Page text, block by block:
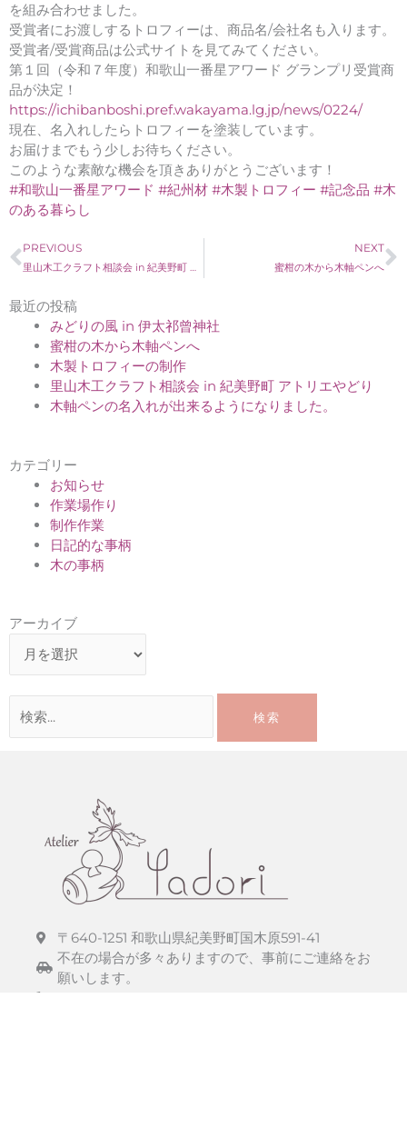
を組み合わせました。
受賞者にお渡しするトロフィーは、商品名/会社名も入ります。
受賞者/受賞商品は公式サイトを見てみてください。
第１回（令和７年度）和歌山一番星アワード グランプリ受賞商
品が決定！
https://ichibanboshi.pref.wakayama.lg.jp/news/0224/
現在、名入れしたらトロフィーを塗装しています。
お届けまでもう少しお待ちください。
このような素敵な機会を頂きありがとうございます！
#和歌山一番星アワード #紀州材 #木製トロフィー #記念品 #木
のある暮らし
Prev
PREVIOUS
里山木工クラフト相談会 in 紀美野町 アトリエやどり
NEXT
蜜柑の木から木軸ペンへ
最近の投稿
みどりの風 in 伊太祁曾神社
蜜柑の木から木軸ペンへ
木製トロフィーの制作
里山木工クラフト相談会 in 紀美野町 アトリエやどり
木軸ペンの名入れが出来るようになりました。
カテゴリー
お知らせ
作業場作り
制作作業
日記的な事柄
木の事柄
アーカイブ
ア
検
索
対
〒640-1251 和歌山県紀美野町国木原591-41
不在の場合が多々ありますので、事前にご連絡をお
願いします。